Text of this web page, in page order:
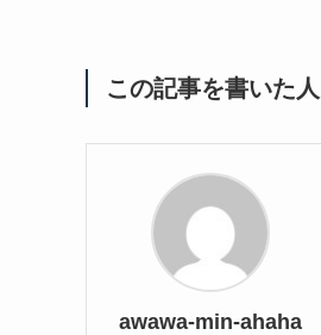
この記事を書いた人
awawa-min-ahaha